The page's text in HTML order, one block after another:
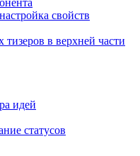
свойств
в верхней части
идей
статусов